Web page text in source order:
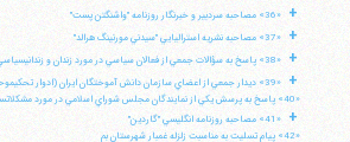
+ «36» مصاحبه سردبير و خبرنگار روزنامه "واشنگتن پست"
+ «37» مصاحبه نشريه استراليايي "سيدني مورنينگ هرالد"
+ «38» پاسخ به سؤالات جمعي از فعالان سياسي در مورد زندان و زندانيسياسي
+
«39» ديدار جمعي از اعضاي سازمان دانش آموختگان ايران (ادوار تحكيموحدت)
«40» پاسخ به پرسش يكي از نمايندگان مجلس شوراي اسلامي در مورد مشكلاتساختاري ايران
+
«41» مصاحبه روزنامه انگليسي "گاردين"
«42» پيام تسليت به مناسبت زلزله غمبار شهرستان بم